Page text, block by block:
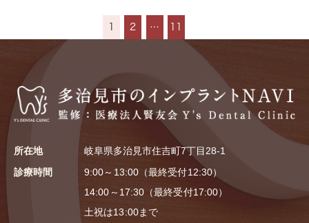
2 …
所在地
岐阜県多治見市住吉町7丁目28-1
診療時間
9:00～13:00（最終受付12:30）
14:00～17:30（最終受付17:00）
土祝は13:00まで